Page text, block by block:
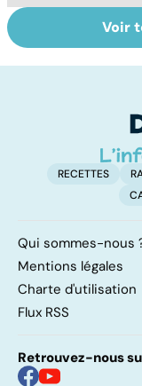
Mediator® : le
début d'une
Voir
RECETTES
Qui sommes-nous
Mentions légales
Charte d'utilisation
Flux RSS
Retrouvez-nous